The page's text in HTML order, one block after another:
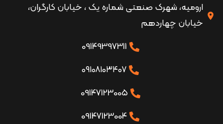
ارومیه، شهرک صنعتی شماره یک ، خیابان کارگران،
خیابان چهاردهم
09149397311
۰۹۱۰۸۱۰۳۴۰۷
09147123005
09147123004